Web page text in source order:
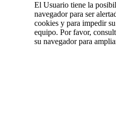
El Usuario tiene la
navegador para ser
cookies y para impedir
equipo. Por favor,
su navegador para